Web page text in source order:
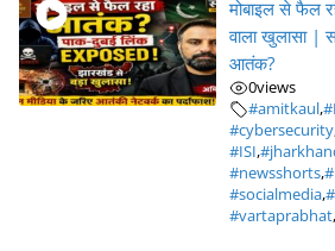
मोबाइल से फैल
वाला खुलासा |
आतंक?
0views
#amitkaul,
#cybersecurity
#ISI,
#newsshorts,
#socialmedia,
#vartaprabhat,